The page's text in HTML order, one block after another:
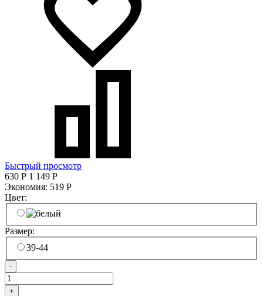
Быстрый просмотр
630 Р 1 149 Р
Экономия: 519 Р
Цвет:
Размер:
39-44
-
+